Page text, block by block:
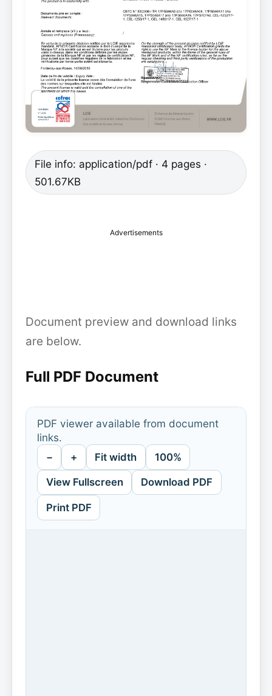
File info: application/pdf · 4 pages ·
501.67KB
Advertisements
Document preview and download links
are below.
Full PDF Document
PDF viewer available from document
links.
− + Fit width 100%
View Fullscreen Download PDF
Print PDF